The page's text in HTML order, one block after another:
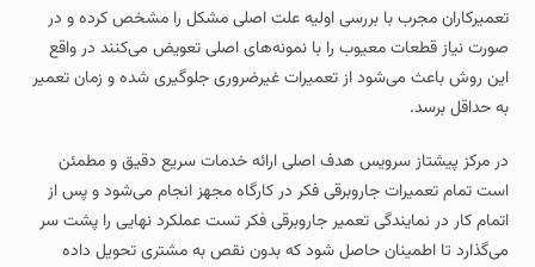
تعمیرکاران مجرب با بررسی اولیه علت اصلی مشکل را مشخص کرده و در
صورت نیاز قطعات معیوب را با نمونه‌های اصلی تعویض می‌کنند در واقع
این روش باعث می‌شود از تعمیرات غیرضروری جلوگیری شده و زمان تعمیر
به حداقل برسد.
در مرکز پیشتاز سرویس هدف اصلی ارائه خدمات سریع دقیق و مطمئن
است تمام تعمیرات جاروبرقی فکر در کارگاه مجهز انجام می‌شود و پس از
اتمام کار در نمایندگی تعمیر جاروبرقی فکر تست عملکرد نهایی را پشت سر
می‌گذارد تا اطمینان حاصل شود که بدون نقص به مشتری تحویل داده